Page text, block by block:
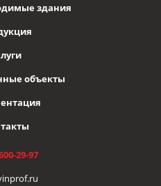
здания
объекты
29-97